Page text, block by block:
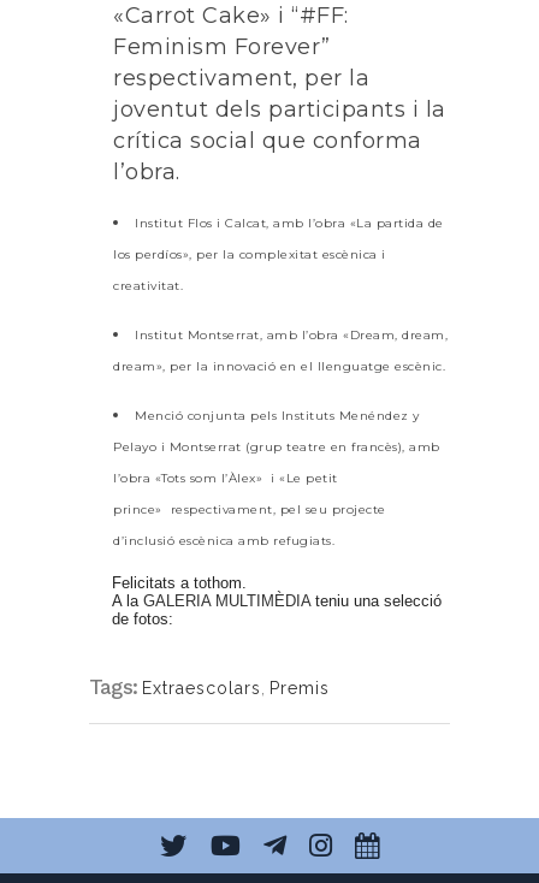
«Carrot Cake» i “#FF:
Feminism Forever”
respectivament, per la
joventut dels participants i la
crítica social que conforma
l’obra.
Institut Flos i Calcat, amb l’obra «La partida de
los perdíos», per la complexitat escènica i
creativitat.
Institut Montserrat, amb l’obra «Dream, dream,
dream», per la innovació en el llenguatge escènic.
Menció conjunta pels Instituts Menéndez y
Pelayo i Montserrat (grup teatre en francès), amb
l’obra «Tots som l’Àlex» i «Le petit
prince»
respectivament, pel seu projecte
d’inclusió escènica amb refugiats.
Felicitats a tothom.
A la GALERIA MULTIMÈDIAteniu una selecció
de fotos:
Tags: Extraescolars Premis